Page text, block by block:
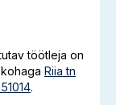
töötleja on
Riia tn
.